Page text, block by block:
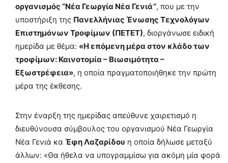
οργανισμός “Νέα Γεωργία Νέα Γενιά”, που με την
υποστήριξη της Πανελλήνιας Ένωσης Τεχνολόγων
Επιστημόνων Τροφίμων (ΠΕΤΕΤ), διοργάνωσε ειδική
ημερίδα με θέμα: «Η επόμενη μέρα στον κλάδο των
τροφίμων: Καινοτομία – Βιωσιμότητα –
Εξωστρέφεια», η οποία πραγματοποιήθηκε την πρώτη
μέρα της έκθεσης.
Στην έναρξη της ημερίδας απεύθυνε χαιρετισμό η
διευθύνουσα σύμβουλος του οργανισμού Νέα Γεωργία
Νέα Γενιά κα Έφη Λαζαρίδου η οποία δήλωσε μεταξύ
άλλων: «Θα ήθελα να υπογραμμίσω για ακόμη μία φορά